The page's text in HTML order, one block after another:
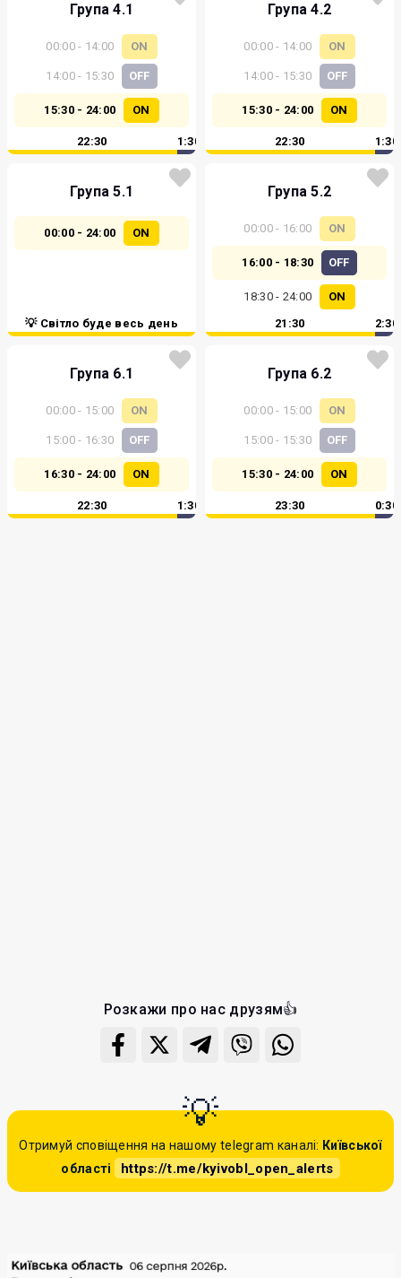
Група 4.1
00:00 - 14:00 ON
14:00 - 15:30 OFF
15:30 - 24:00 ON
22:30 1:30
Група 4.2
00:00 - 14:00 ON
14:00 - 15:30 OFF
15:30 - 24:00 ON
22:30 1:30
Група 5.1
00:00 - 24:00 ON
💡 Світло буде весь день
Група 5.2
00:00 - 16:00 ON
16:00 - 18:30 OFF
18:30 - 24:00
ON
21:30
2:30
Група 6.1
00:00 - 15:00 ON
15:00 - 16:30 OFF
16:30 - 24:00 ON
22:30 1:30
Група 6.2
00:00 - 15:00 ON
15:00 - 15:30 OFF
15:30 - 24:00 ON
23:30 0:30
Розкажи про нас друзям👍
Отримуй сповіщення на нашому telegram каналі: Київської
області
https://t.me/kyivobl_open_alerts